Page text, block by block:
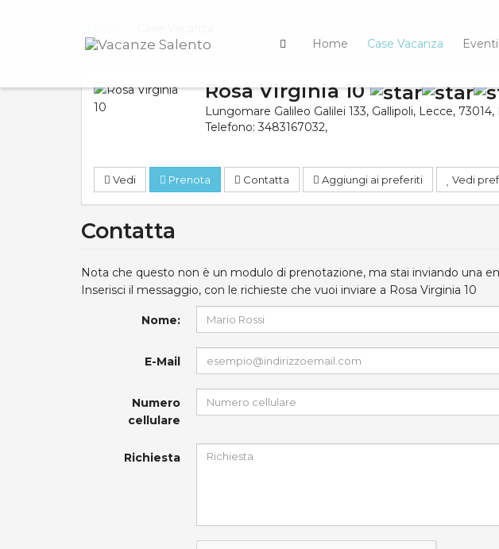
Home Case Vacanza Eventi
Rosa Virginia 10
Lungomare Galileo Galilei 133, Gallipoli, Lecce, 73014,
Telefono:3483167032,
Vedi Prenota Contatta Aggiungi ai preferiti Vedi
Contatta
Nota che questo non è un modulo di prenotazione, ma stai inviando una
Inserisci il messaggio, con le richieste che vuoi inviare a Rosa Virginia 10
Nome:
E-Mail
Numero
cellulare
Richiesta